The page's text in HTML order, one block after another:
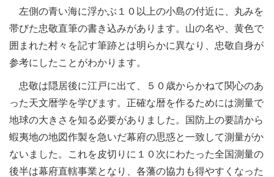
左側の青い海に浮かぶ１０以上の小島の付近に、丸みを
帯びた忠敬直筆の書き込みがあります。山の名や、黄色で
囲まれた村々を記す筆跡とは明らかに異なり、忠敬自身が
参考にしたことがわかります。
忠敬は隠居後に江戸に出て、５０歳からかねて関心のあ
った天文暦学を学びます。正確な暦を作るためには測量で
地球の大きさを知る必要がありました。国防上の要請から
蝦夷地の地図作製を急いだ幕府の思惑と一致して測量がか
ないました。これを皮切りに１０次にわたった全国測量の
後半は幕府直轄事業となり、各藩の協力も得やすくなった